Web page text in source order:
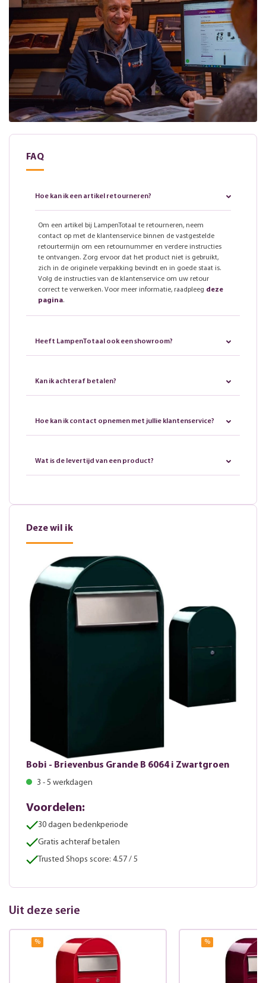
FAQ
Hoe kan ik een artikel retourneren?
Om een artikel bij LampenTotaal te retourneren, neem
contact op met de klantenservice binnen de vastgestelde
retourtermijn om een retournummer en verdere instructies
te ontvangen. Zorg ervoor dat het product niet is gebruikt,
zich in de originele verpakking bevindt en in goede staat is.
Volg de instructies van de klantenservice om uw retour
correct te verwerken. Voor meer informatie, raadpleeg deze
pagina.
Heeft LampenTotaal ook een showroom?
Kan ik achteraf betalen?
Hoe kan ik contact opnemen met jullie klantenservice?
Wat is de levertijd van een product?
Deze wil ik
Bobi - Brievenbus Grande B 6064 i Zwartgroen
3 - 5 werkdagen
Voordelen:
30 dagen bedenkperiode
Gratis achteraf betalen
Trusted Shops score: 4.57 / 5
Uit deze serie
% %